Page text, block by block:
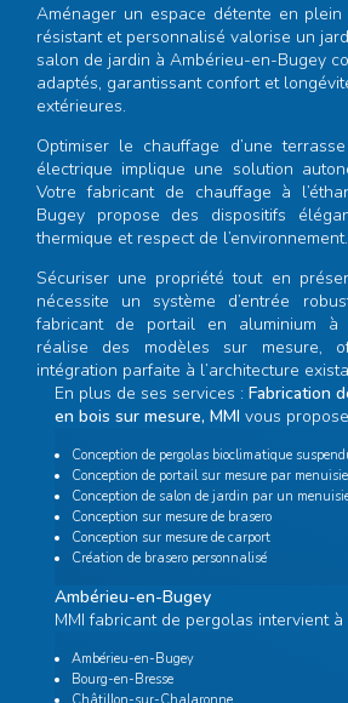
Aménager un espace détente en
résistant et personnalisé valorise un
salon de jardin à Ambérieu-en-Bugey
adaptés, garantissant confort et
extérieures.
Optimiser le chauffage d’une
électrique implique une solution
Votrefabricant de chauffage à
Bugey propose des dispositifs
thermique et respect de l’environnement.
Sécuriser une propriété tout en
nécessite un système d’entrée
fabricant de portail en aluminium à
réalise des modèles sur mesure,
intégration parfaite à l’architecture
En plus de ses services : Fabrication
en bois sur mesure, MMI vous
Conception de pergolas bioclimatique
Conception de portail sur mesure par
Conception de salon de jardin par un
Conception sur mesure de brasero
Conception sur mesure de carport
Création de brasero personnalisé
Ambérieu-en-Bugey
MMI fabricant de pergolas intervient à
Ambérieu-en-Bugey
Bourg-en-Bresse